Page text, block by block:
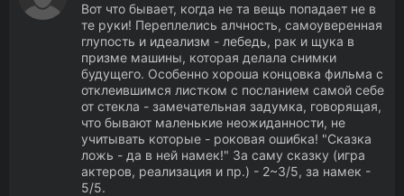
Вот что бывает, когда не та вещь попадает не в
те руки! Переплелись алчность, самоуверенная
глупость и идеализм - лебедь, рак и щука в
призме машины, которая делала снимки
будущего. Особенно хороша концовка фильма с
отклеившимся листком с посланием самой себе
от стекла - замечательная задумка, говорящая,
что бывают маленькие неожиданности, не
учитывать которые - роковая ошибка! "Сказка
ложь - да в ней намек!" За саму сказку (игра
актеров, реализация и пр.) - 2~3/5, за намек -
5/5.